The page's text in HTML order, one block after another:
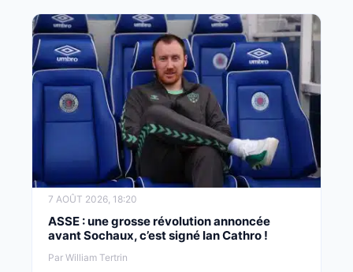
7 AOÛT 2026, 18:20
ASSE : une grosse révolution annoncée
avant Sochaux, c’est signé Ian Cathro !
Par William Tertrin